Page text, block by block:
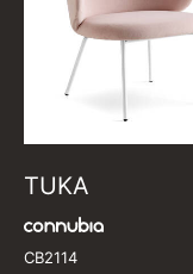
TUKA
CB2114